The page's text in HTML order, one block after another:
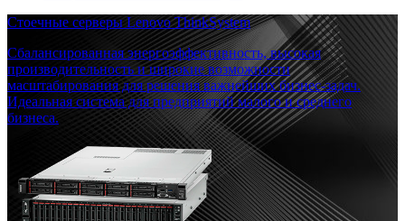
Стоечные серверы Lenovo ThinkSystem
Сбалансированная энергоэффективность, высокая
производительность и широкие возможности
масштабирования для решения важнейших бизнес-задач.
Идеальная система для предприятий малого и среднего
бизнеса.